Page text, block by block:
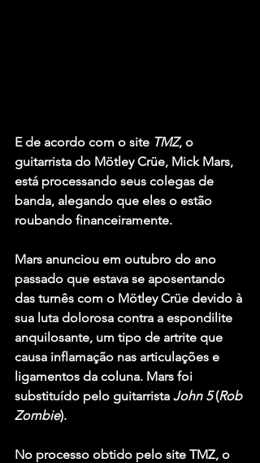
E de acordo com o site TMZ, o
guitarrista do Mötley Crüe, Mick Mars,
está processando seus colegas de
banda, alegando que eles o estão
roubando financeiramente.
Mars anunciou em outubro do ano
passado que estava se aposentando
das turnês com o Mötley Crüe devido à
sua luta dolorosa contra a espondilite
anquilosante, um tipo de artrite que
causa inflamação nas articulações e
ligamentos da coluna. Mars foi
substituído pelo guitarrista John 5 (Rob
Zombie).
No processo obtido pelo site TMZ, o